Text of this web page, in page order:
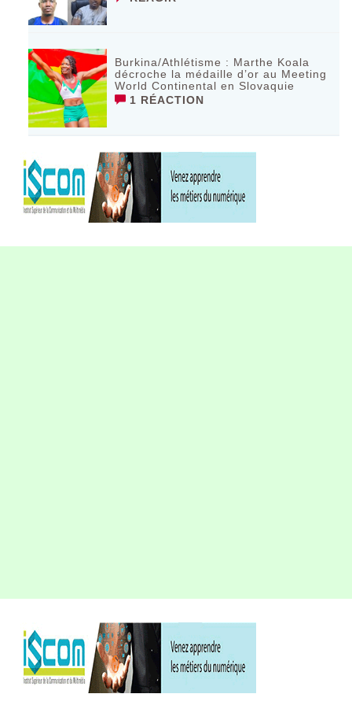
Burkina/Athlétisme : Marthe Koala
décroche la médaille d’or au Meeting
World Continental en Slovaquie ‎
1 RÉACTION